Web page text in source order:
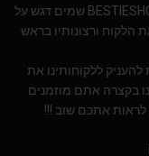
חוזרים אשר הפכו כבר לבני בית.אנחנו צוות BESTIESHOES שמים דגש על
הלקוח ורצונותיו בראש
ללקוחותינו את
בקצרה אתם מוזמנים
אתכם שוב !!!